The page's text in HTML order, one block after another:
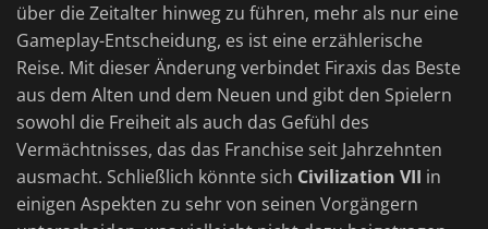
über die Zeitalter hinweg zu führen, mehr als nur eine
Gameplay-Entscheidung, es ist eine erzählerische
Reise. Mit dieser Änderung verbindet Firaxis das Beste
aus dem Alten und dem Neuen und gibt den Spielern
sowohl die Freiheit als auch das Gefühl des
Vermächtnisses, das das Franchise seit Jahrzehnten
ausmacht. Schließlich könnte sich Civilization VII in
einigen Aspekten zu sehr von seinen Vorgängern